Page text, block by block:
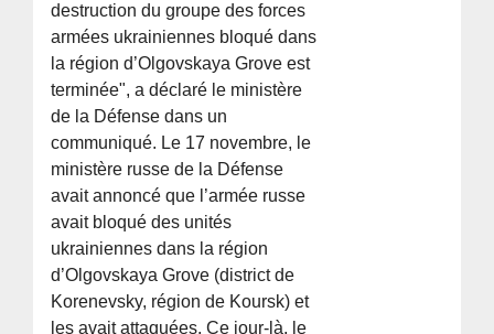
destruction du groupe des forces
armées ukrainiennes bloqué dans
la région d’Olgovskaya Grove est
terminée", a déclaré le ministère
de la Défense dans un
communiqué. Le 17 novembre, le
ministère russe de la Défense
avait annoncé que l’armée russe
avait bloqué des unités
ukrainiennes dans la région
d’Olgovskaya Grove (district de
Korenevsky, région de Koursk) et
les avait attaquées. Ce jour-là, le